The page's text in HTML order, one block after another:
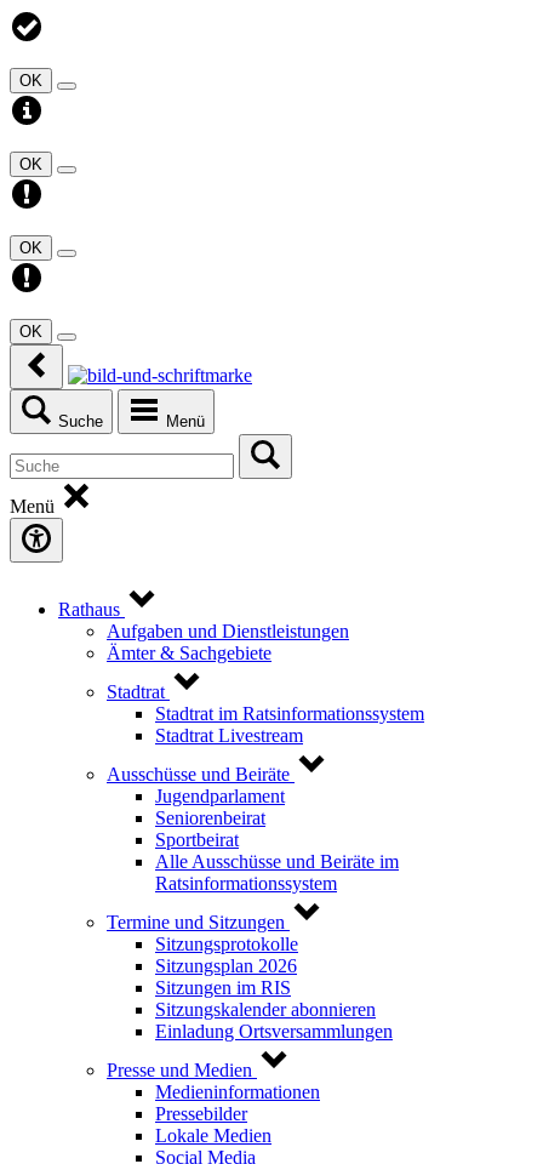
OK
OK
OK
OK
Suche Menü
Menü
Rathaus
Aufgaben und Dienstleistungen
Ämter & Sachgebiete
Stadtrat
Stadtrat im Ratsinformationssystem
Stadtrat Livestream
Ausschüsse und Beiräte
Jugendparlament
Seniorenbeirat
Sportbeirat
Alle Ausschüsse und Beiräte im
Ratsinformationssystem
Termine und Sitzungen
Sitzungsprotokolle
Sitzungsplan 2026
Sitzungen im RIS
Sitzungskalender abonnieren
Einladung Ortsversammlungen
Presse und Medien
Medieninformationen
Pressebilder
Lokale Medien
Social Media